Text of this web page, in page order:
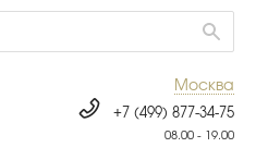
Москва
+7 (499) 877-34-75
08.00 - 19.00